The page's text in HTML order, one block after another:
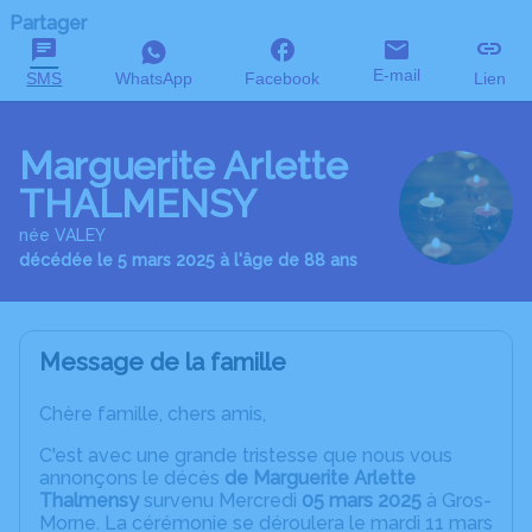
Partager
SMS WhatsApp Facebook E-mail Lien
Marguerite Arlette
THALMENSY
née VALEY
décédée le 5 mars 2025 à l'âge de 88 ans
Message de la famille
Chère famille, chers amis,
C'est avec une grande tristesse que nous vous
annonçons le décès de Marguerite Arlette
Thalmensy survenu Mercredi 05 mars 2025 à Gros-
Morne. La cérémonie se déroulera le mardi 11 mars